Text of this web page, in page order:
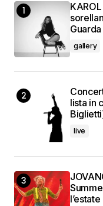
gallery
lista in
live
l’estate